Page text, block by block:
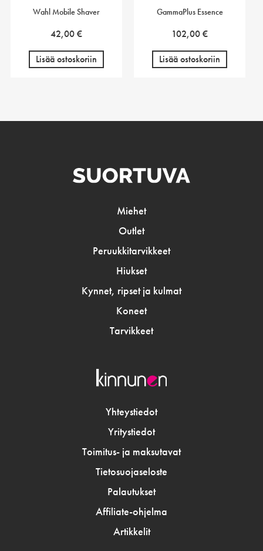
Wahl Mobile Shaver
42,00€
Lisää ostoskoriin
GammaPlus Essence
102,00€
Lisää ostoskoriin
Miehet
Outlet
Peruukkitarvikkeet
Hiukset
Kynnet, ripset ja kulmat
Koneet
Tarvikkeet
Yhteystiedot
Yritystiedot
Toimitus- ja maksutavat
Tietosuojaseloste
Palautukset
Affiliate-ohjelma
Artikkelit